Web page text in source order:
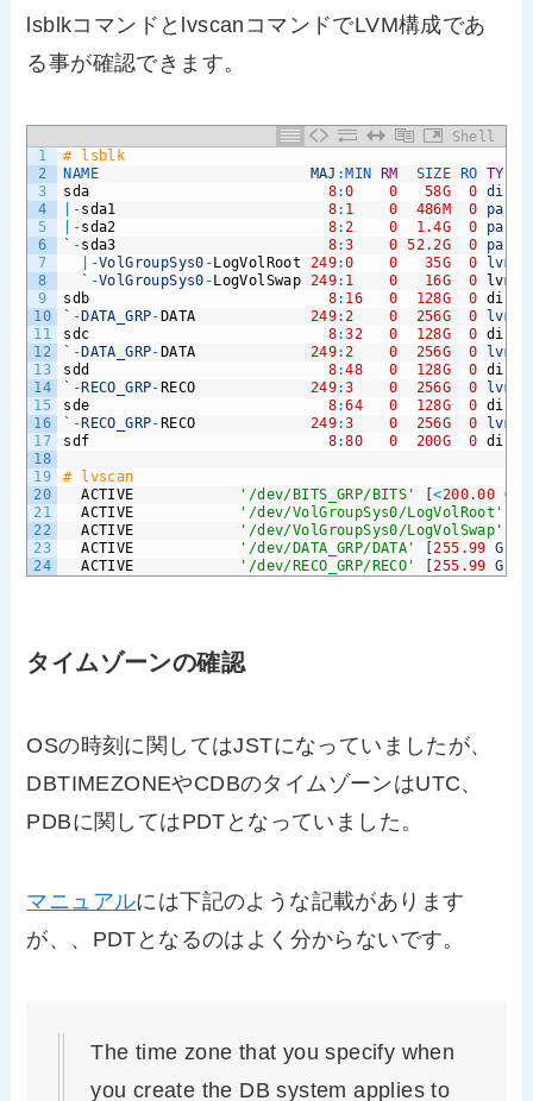
lsblkコマンドとlvscanコマンドでLVM構成であ
る事が確認できます。
Shell
1
2
3
4
5
6
7
8
9
10
11
12
13
14
15
16
17
18
19
20
21
22
23
24
# lsblk
NAME MAJ : MIN RM SIZE RO TYPE
sda
8:0 0 58G 0 disk
-sda1 8: 1 0 486M 0 part
-sda2 8:2 0 1.4G 0 part
` -sda3 8:3 0 52.2G 0
part
-VolGroupSys0 - LogVolRoot 249:0 0 35G 0 lvm
` -VolGroupSys0 - LogVolSwap 249: 1 0 16G 0 lvm
sdb
8: 16 0 128G 0 disk
` - DATA_GRP- DATA 249:2 0 256G 0 lvm
sdc
8:32 0 128G 0 disk
` - DATA_GRP- DATA 249:2 0 256G 0 lvm
sdd
8:48 0 128G 0 disk
` - RECO_GRP- RECO 249:3 0 256G 0 lvm
sde
8:64 0 128G 0 disk
` - RECO_GRP- RECO 249:3 0 256G 0 lvm
sdf
8:80 0 200G 0 disk
# lvscan
ACTIVE
'/dev/BITS_GRP/BITS' [<200.00 GiB
ACTIVE
'/dev/VolGroupSys0/LogVolRoot'
ACTIVE
'/dev/VolGroupSys0/LogVolSwap'
ACTIVE
'/dev/DATA_GRP/DATA' [255.99 GiB
ACTIVE
'/dev/RECO_GRP/RECO' [255.99 GiB
タイムゾーンの確認
OSの時刻に関してはJSTになっていましたが、
DBTIMEZONEやCDBのタイムゾーンはUTC、
PDBに関してはPDTとなっていました。
マニュアルには下記のような記載があります
が、、PDTとなるのはよく分からないです。
The time zone that you specify when
you create the DB system applies to